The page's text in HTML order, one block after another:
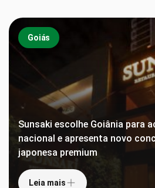
Goiás
Sunsaki escolhe Goiânia para
nacional e apresenta novo
japonesa premium
Leia mais